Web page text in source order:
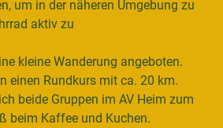
um in der näheren Umgebung zu
aktiv zu
kleine Wanderung angeboten.
einen Rundkurs mit ca. 20 km.
beide Gruppen im AV Heim zum
beim Kaffee und Kuchen.